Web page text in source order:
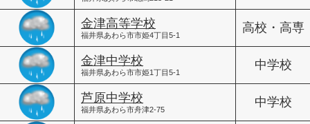
金津高等学校
福井県あわら市市姫4丁目5-1
高校・高専
金津中学校
福井県あわら市市姫1丁目5-1
中学校
芦原中学校
福井県あわら市舟津2-75
中学校